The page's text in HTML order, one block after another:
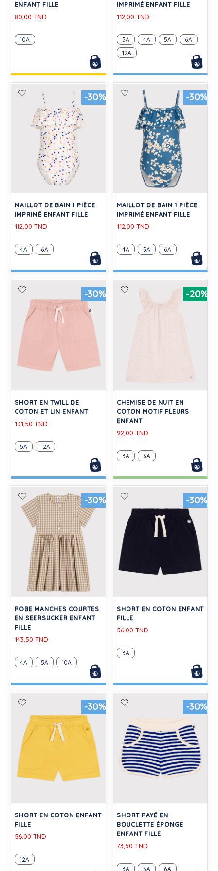
ENFANT FILLE
80,00 TND
10A
IMPRIMÉ ENFANT FILLE
112,00 TND
3A 4A 5A
6A
12A
-30%
MAILLOT DE BAIN 1 PIÈCE
IMPRIMÉ ENFANT FILLE
112,00 TND
4A 6A
-30%
MAILLOT DE BAIN 1 PIÈCE
IMPRIMÉ ENFANT FILLE
112,00 TND
4A 5A 6A
-30%
SHORT EN TWILL DE
COTON ET LIN ENFANT
101,50 TND
5A 12A
-20%
CHEMISE DE NUIT EN
COTON MOTIF FLEURS
ENFANT
92,00 TND
3A 6A
-30%
ROBE MANCHES COURTES
EN SEERSUCKER ENFANT
FILLE
143,50 TND
4A 5A 10A
-30%
SHORT EN COTON ENFANT
FILLE
56,00 TND
3A
-30%
SHORT EN COTON ENFANT
FILLE
56,00 TND
12A
-30%
SHORT RAYÉ EN
BOUCLETTE ÉPONGE
ENFANT FILLE
73,50 TND
3A 5A 6A